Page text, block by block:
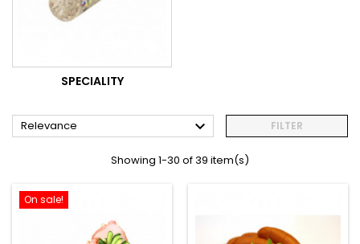
SPECIALITY
Relevance  FILTER
Showing 1-30 of 39 item(s)
On sale!